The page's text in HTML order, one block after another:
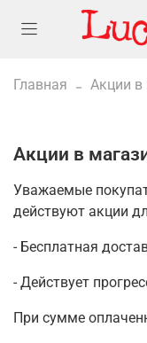
Главная Акции
Акции в
Уважаемые
действуют акции
- Бесплатная
- Действует
При сумме